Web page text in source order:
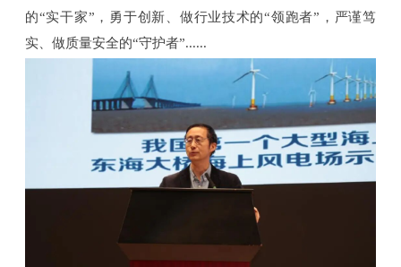
的“实干家”，勇于创新、做行业技术的“领跑者”，严谨笃
实、做质量安全的“守护者”......